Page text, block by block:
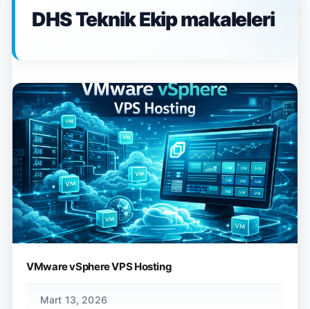
DHS Teknik Ekipmakaleleri
VMware vSphere VPS Hosting
Mart 13, 2026